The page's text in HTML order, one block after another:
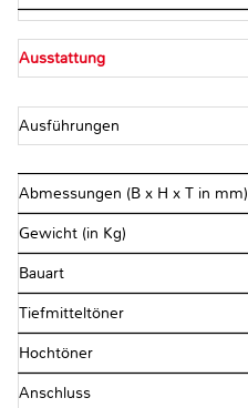
Ausstattung
Ausführungen
Abmessungen (B x H x T in mm)
Gewicht (in Kg)
Bauart
Tiefmitteltöner
Hochtöner
Anschluss